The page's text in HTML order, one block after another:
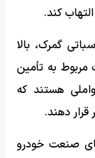
التهاب کند.
گمرک، بالا
مربوط به تأمین
هستند که
دهند.
صنعت خودرو